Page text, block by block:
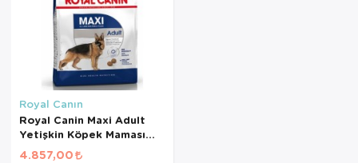
Royal Canın
Royal Canin Maxi Adult
Yetişkin Köpek Maması
15Kg
4.857,00